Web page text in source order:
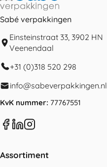
Sabé verpakkingen
Einsteinstraat 33, 3902 HN
Veenendaal
+31 (0)318 520 298
info@sabeverpakkingen.nl
KvK nummer: 77767551
Assortiment